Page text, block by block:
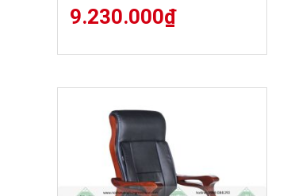
9.230.000₫